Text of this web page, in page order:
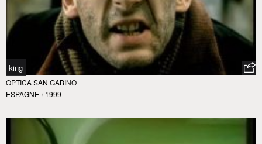
king
OPTICA SAN GABINO
ESPAGNE / 1999